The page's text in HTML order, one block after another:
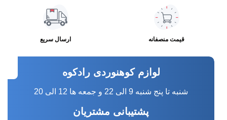
قیمت منصفانه ارسال سریع
لوازم کوهنوردی رادکوه
شنبه تا پنج شنبه 9 الی 22 و جمعه ها 12 الی 20
پشتیبانی مشتریان